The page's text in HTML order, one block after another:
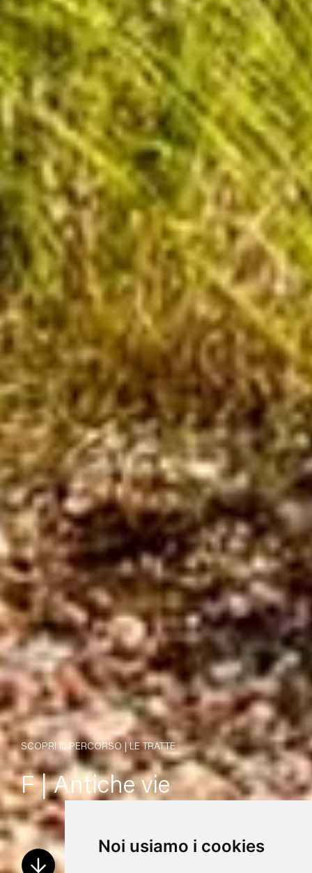
Noi usiamo i cookies
SCOPRI IL PERCORSO | LE TRATTE
F | Antiche vie